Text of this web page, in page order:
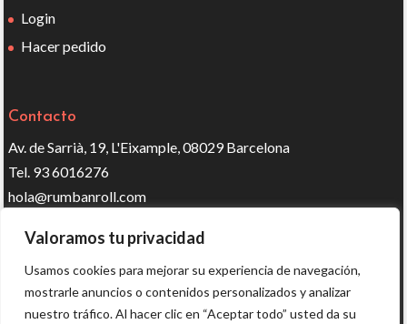
Valoramos tu privacidad
Usamos cookies para mejorar su experiencia de navegación,
mostrarle anuncios o contenidos personalizados y analizar
nuestro tráfico. Al hacer clic en “Aceptar todo” usted da su
Login
Hacer pedido
Contacto
Av. de Sarrià, 19, L'Eixample, 08029 Barcelona
Tel. 93 6016276
hola@rumbanroll.com
Síguenos en redes